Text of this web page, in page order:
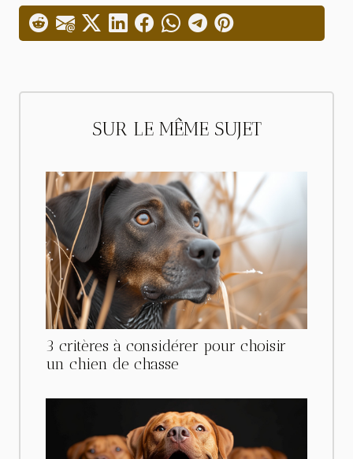
SUR LE MÊME SUJET
3 critères à considérer pour choisir
un chien de chasse